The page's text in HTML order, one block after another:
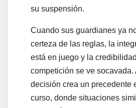
su suspensión.
Cuando sus guardianes ya
certeza de las reglas, la
está en juego y la
competición se ve socavada.
decisión crea un precedente
curso, donde situaciones